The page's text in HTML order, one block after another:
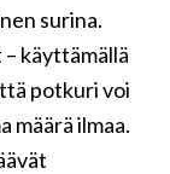
surina.
käyttämällä
potkuri voi
määrä ilmaa.